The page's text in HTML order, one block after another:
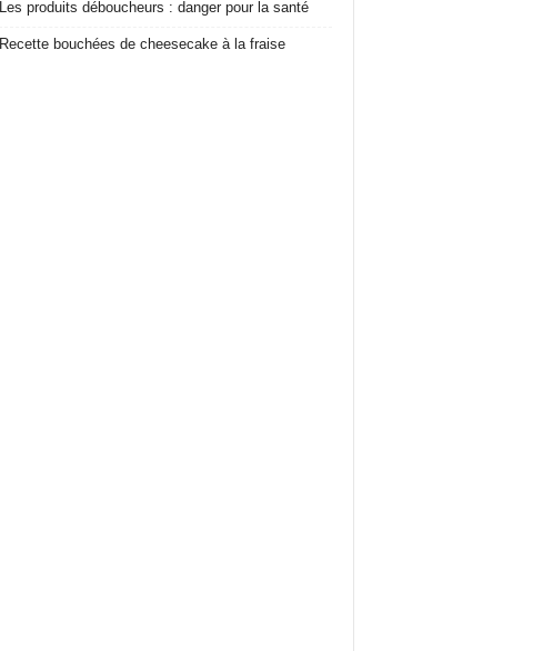
Les produits déboucheurs : danger pour la santé
Recette bouchées de cheesecake à la fraise